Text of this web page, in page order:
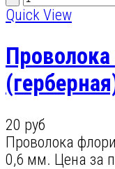
Quick View
20 руб
Проволока
0,6 мм. Цена за